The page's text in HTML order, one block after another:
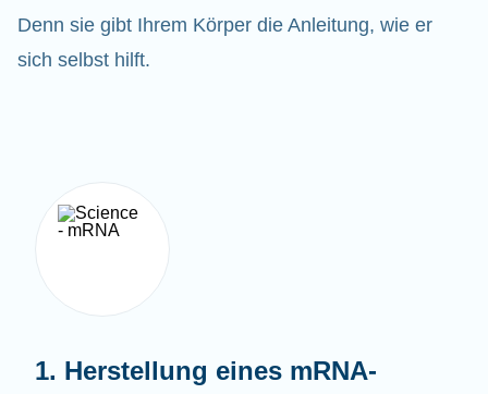
Denn sie gibt Ihrem Körper die Anleitung, wie er
sich selbst hilft.
1. Herstellung eines mRNA-